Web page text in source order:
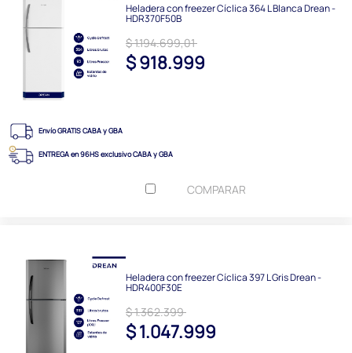
Heladera con freezer Cíclica 364 L Blanca Drean -
HDR370F50B
$ 1.194.699,01
$ 918.999
Envío GRATIS CABA y GBA
ENTREGA en 96HS exclusivo CABA y GBA
COMPARAR
Heladera con freezer Cíclica 397 L Gris Drean -
HDR400F30E
$ 1.362.399
$ 1.047.999